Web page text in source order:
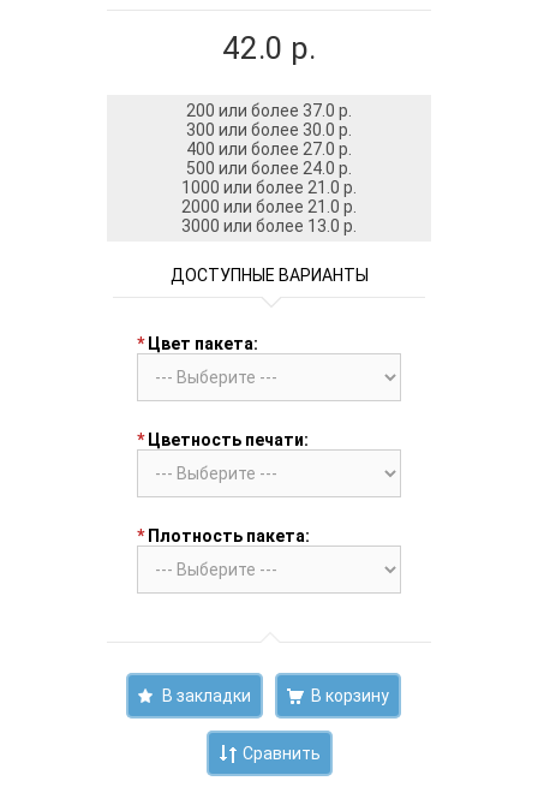
42.0 р.
200 или более 37.0 р.
300 или более 30.0 р.
400 или более 27.0 р.
500 или более 24.0 р.
1000 или более 21.0 р.
2000 или более 21.0 р.
3000 или более 13.0 р.
ДОСТУПНЫЕ ВАРИАНТЫ
* Цвет пакета:
* Цветность печати:
* Плотность пакета:
В закладки
Сравнить